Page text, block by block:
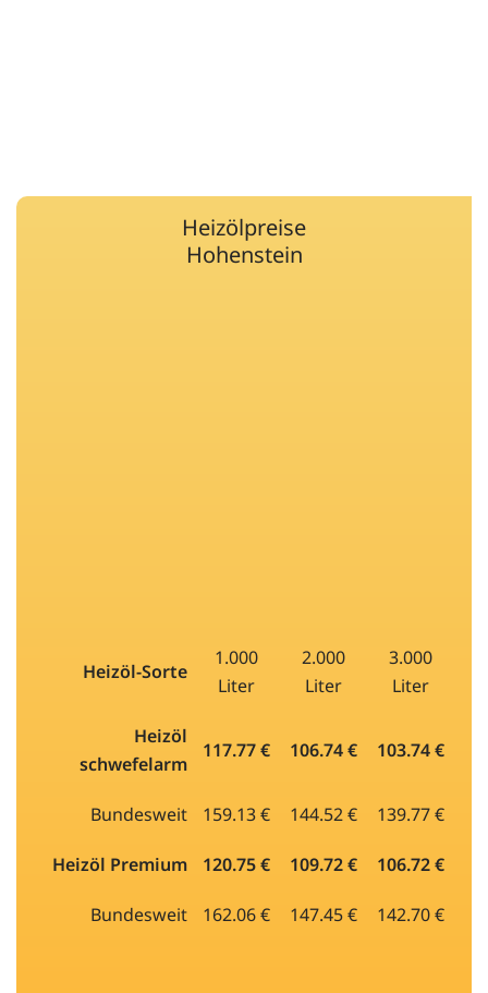
Heizölpreise
Hohenstein
Heizöl-Sorte
1.000
Liter
2.000
Liter
3.000
Liter
Heizöl
schwefelarm
117.77 € 106.74 € 103.74 €
Bundesweit 159.13 € 144.52 € 139.77 €
Heizöl Premium 120.75 € 109.72 € 106.72 €
Bundesweit 162.06 € 147.45 € 142.70 €